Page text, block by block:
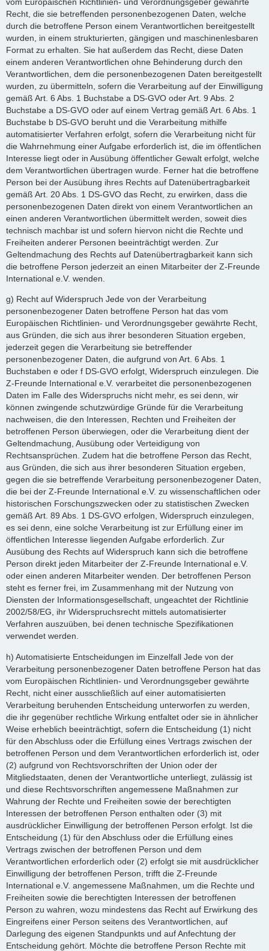
Recht, die sie betreffenden personenbezogenen Daten, welche
durch die betroffene Person einem Verantwortlichen bereitgestellt
wurden, in einem strukturierten, gängigen und maschinenlesbaren
Format zu erhalten. Sie hat außerdem das Recht, diese Daten
einem anderen Verantwortlichen ohne Behinderung durch den
Verantwortlichen, dem die personenbezogenen Daten bereitgestellt
wurden, zu übermitteln, sofern die Verarbeitung auf der Einwilligung
gemäß Art. 6 Abs. 1 Buchstabe a DS-GVO oder Art. 9 Abs. 2
Buchstabe a DS-GVO oder auf einem Vertrag gemäß Art. 6 Abs. 1
Buchstabe b DS-GVO beruht und die Verarbeitung mithilfe
automatisierter Verfahren erfolgt, sofern die Verarbeitung nicht für
die Wahrnehmung einer Aufgabe erforderlich ist, die im öffentlichen
Interesse liegt oder in Ausübung öffentlicher Gewalt erfolgt, welche
dem Verantwortlichen übertragen wurde. Ferner hat die betroffene
Person bei der Ausübung ihres Rechts auf Datenübertragbarkeit
gemäß Art. 20 Abs. 1 DS-GVO das Recht, zu erwirken, dass die
personenbezogenen Daten direkt von einem Verantwortlichen an
einen anderen Verantwortlichen übermittelt werden, soweit dies
technisch machbar ist und sofern hiervon nicht die Rechte und
Freiheiten anderer Personen beeinträchtigt werden. Zur
Geltendmachung des Rechts auf Datenübertragbarkeit kann sich
die betroffene Person jederzeit an einen Mitarbeiter der Z-Freunde
International e.V. wenden.
g) Recht auf Widerspruch Jede von der Verarbeitung
personenbezogener Daten betroffene Person hat das vom
Europäischen Richtlinien- und Verordnungsgeber gewährte Recht,
aus Gründen, die sich aus ihrer besonderen Situation ergeben,
jederzeit gegen die Verarbeitung sie betreffender
personenbezogener Daten, die aufgrund von Art. 6 Abs. 1
Buchstaben e oder f DS-GVO erfolgt, Widerspruch einzulegen. Die
Z-Freunde International e.V. verarbeitet die personenbezogenen
Daten im Falle des Widerspruchs nicht mehr, es sei denn, wir
können zwingende schutzwürdige Gründe für die Verarbeitung
nachweisen, die den Interessen, Rechten und Freiheiten der
betroffenen Person überwiegen, oder die Verarbeitung dient der
Geltendmachung, Ausübung oder Verteidigung von
Rechtsansprüchen. Zudem hat die betroffene Person das Recht,
aus Gründen, die sich aus ihrer besonderen Situation ergeben,
gegen die sie betreffende Verarbeitung personenbezogener Daten,
die bei der Z-Freunde International e.V. zu wissenschaftlichen oder
historischen Forschungszwecken oder zu statistischen Zwecken
gemäß Art. 89 Abs. 1 DS-GVO erfolgen, Widerspruch einzulegen,
es sei denn, eine solche Verarbeitung ist zur Erfüllung einer im
öffentlichen Interesse liegenden Aufgabe erforderlich. Zur
Ausübung des Rechts auf Widerspruch kann sich die betroffene
Person direkt jeden Mitarbeiter der Z-Freunde International e.V.
oder einen anderen Mitarbeiter wenden. Der betroffenen Person
steht es ferner frei, im Zusammenhang mit der Nutzung von
Diensten der Informationsgesellschaft, ungeachtet der Richtlinie
2002/58/EG, ihr Widerspruchsrecht mittels automatisierter
Verfahren auszuüben, bei denen technische Spezifikationen
verwendet werden.
h) Automatisierte Entscheidungen im Einzelfall Jede von der
Verarbeitung personenbezogener Daten betroffene Person hat das
vom Europäischen Richtlinien- und Verordnungsgeber gewährte
Recht, nicht einer ausschließlich auf einer automatisierten
Verarbeitung beruhenden Entscheidung unterworfen zu werden,
die ihr gegenüber rechtliche Wirkung entfaltet oder sie in ähnlicher
Weise erheblich beeinträchtigt, sofern die Entscheidung (1) nicht
für den Abschluss oder die Erfüllung eines Vertrags zwischen der
betroffenen Person und dem Verantwortlichen erforderlich ist, oder
(2) aufgrund von Rechtsvorschriften der Union oder der
Mitgliedstaaten, denen der Verantwortliche unterliegt, zulässig ist
und diese Rechtsvorschriften angemessene Maßnahmen zur
Wahrung der Rechte und Freiheiten sowie der berechtigten
Interessen der betroffenen Person enthalten oder (3) mit
ausdrücklicher Einwilligung der betroffenen Person erfolgt. Ist die
Entscheidung (1) für den Abschluss oder die Erfüllung eines
Vertrags zwischen der betroffenen Person und dem
Verantwortlichen erforderlich oder (2) erfolgt sie mit ausdrücklicher
Einwilligung der betroffenen Person, trifft die Z-Freunde
International e.V. angemessene Maßnahmen, um die Rechte und
Freiheiten sowie die berechtigten Interessen der betroffenen
Person zu wahren, wozu mindestens das Recht auf Erwirkung des
Eingreifens einer Person seitens des Verantwortlichen, auf
Darlegung des eigenen Standpunkts und auf Anfechtung der
Entscheidung gehört. Möchte die betroffene Person Rechte mit